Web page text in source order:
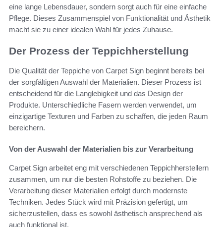
eine lange Lebensdauer, sondern sorgt auch für eine einfache
Pflege. Dieses Zusammenspiel von Funktionalität und Ästhetik
macht sie zu einer idealen Wahl für jedes Zuhause.
Der Prozess der Teppichherstellung
Die Qualität der Teppiche von Carpet Sign beginnt bereits bei
der sorgfältigen Auswahl der Materialien. Dieser Prozess ist
entscheidend für die Langlebigkeit und das Design der
Produkte. Unterschiedliche Fasern werden verwendet, um
einzigartige Texturen und Farben zu schaffen, die jeden Raum
bereichern.
Von der Auswahl der Materialien bis zur Verarbeitung
Carpet Sign arbeitet eng mit verschiedenen Teppichherstellern
zusammen, um nur die besten Rohstoffe zu beziehen. Die
Verarbeitung dieser Materialien erfolgt durch modernste
Techniken. Jedes Stück wird mit Präzision gefertigt, um
sicherzustellen, dass es sowohl ästhetisch ansprechend als
auch funktional ist.